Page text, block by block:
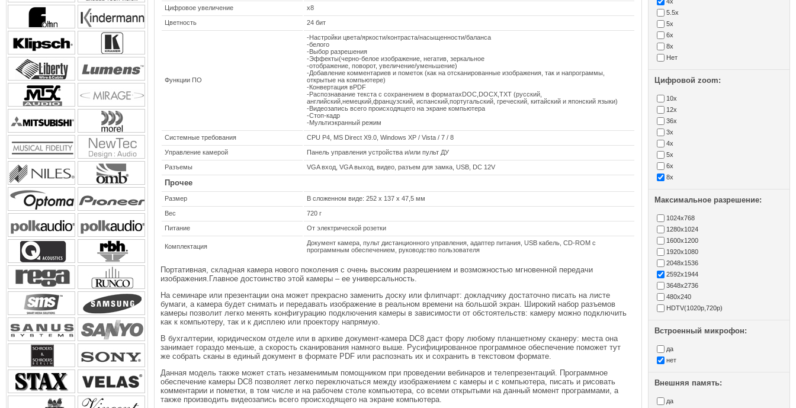
Цифровое увеличение х8
Цветность 24 бит
Функции ПО
-Настройки цвета/яркости/контраста/насыщенности/баланса
-белого
-Выбор разрешения
-Эффекты(черно-белое изображение, негатив, зеркальное
-отображение, поворот, увеличение/уменьшение)
-Добавление комментариев и пометок (как на отсканированные изображения, так и напрограммы,
открытые на компьютере)
-Конвертация вPDF
-Распознавание текста с сохранением в форматахDOC,DOCX,TXT (русский,
английский,немецкий,французский, испанский,португальский, греческий, китайский и японский языки)
-Видеозапись всего происходящего на экране компьютера
-Стоп-кадр
-Мультиэкранный режим
Системные требования CPU P4, MS Direct X9.0, Windows XP / Vista / 7 / 8
Управление камерой Панель управления устройства и/или пульт ДУ
Разъемы VGA вход, VGA выход, видео, разъем для замка, USB, DC 12V
Прочее
Размер В сложенном виде: 252 х 137 х 47,5 мм
Вес 720 г
Питание От электрической розетки
Комплектация
Документ камера, пульт дистанционного управления, адаптер питания, USB кабель, CD-ROM с
программным обеспечением, руководство пользователя
Портативная, складная камера нового поколения с очень высоким разрешением и возможностью мгновенной передачи
изображения.Главное достоинство этой камеры – ее универсальность.
На семинаре или презентации она может прекрасно заменить доску или флипчарт: докладчику достаточно писать на листе
бумаги, а камера будет снимать и передавать изображение в реальном времени на большой экран. Широкий набор разъемов
камеры позволит легко менять конфигурацию подключения камеры в зависимости от обстоятельств: камеру можно подключить
как к компьютеру, так и к дисплею или проектору напрямую.
В бухгалтерии, юридическом отделе или в архиве документ-камера DC8 даст фору любому планшетному сканеру: места она
занимает гораздо меньше, а скорость сканирования намного выше. Русифицированное программное обеспечение поможет тут
же собрать сканы в единый документ в формате PDF или распознать их и сохранить в текстовом формате.
Данная модель также может стать незаменимым помощником при проведении вебинаров и телепрезентаций. Программное
обеспечение камеры DC8 позволяет легко переключаться между изображением с камеры и с компьютера, писать и рисовать
комментарии и пометки, в том числе и на рабочем столе компьютера, со всеми открытыми на данный момент программами, а
также производить видеозапись всего происходящего на экране компьютера.
5.5x
5x
6x
8x
Нет
Цифровой zoom:
10x
12x
36x
3x
4x
5x
6x
8x
Максимальное разрешение:
1024x768
1280x1024
1600x1200
1920x1080
2048x1536
2592х1944
3648х2736
480x240
HDTV(1020p,720p)
Встроенный микрофон:
да
нет
Внешняя память:
да